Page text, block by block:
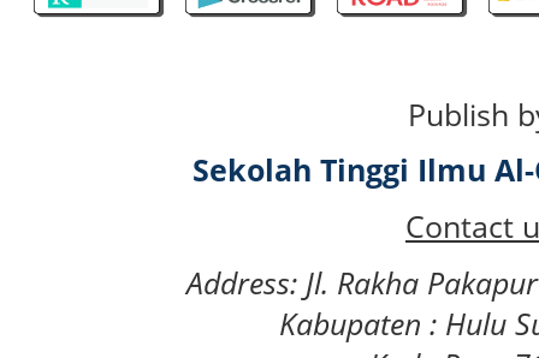
Publish
Sekolah Tinggi Ilmu
Contact
Address: Jl. Rakha
Kabupaten : Hulu